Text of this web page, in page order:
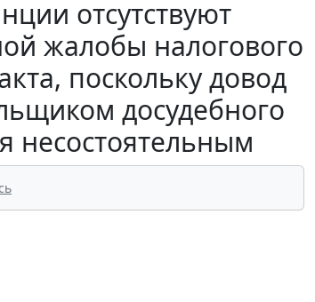
отсутствуют
жалобы налогового
поскольку довод
досудебного
несостоятельным